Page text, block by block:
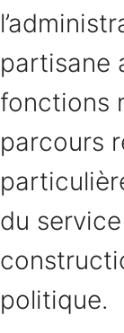
partisane
fonctions
parcours
du
politique.